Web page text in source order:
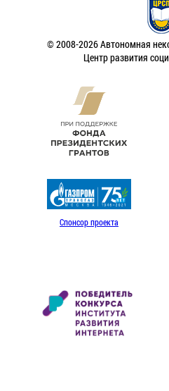
© 2008-2026 Автономная
Центр развития
Спонсор проекта